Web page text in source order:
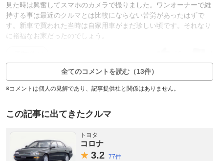
見た時は興奮してスマホのカメラで撮りました。ワンオーナーで維
持する事は最近のクルマとは比較にならない苦労があったはずで
す。新車で買われた当時は自家用車がまだ珍しい頃です。それなり
に裕福なお家だったのでしょう。
全てのコメントを読む（13件）
※コメントは個人の見解であり、記事提供社と関係はありません。
この記事に出てきたクルマ
トヨタ
コロナ
3.2 77件